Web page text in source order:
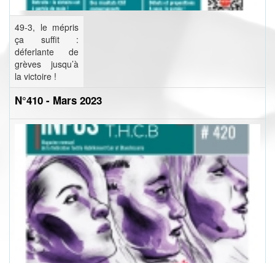
49-3, le mépris
ça suffit :
déferlante de
grèves jusqu’à
la victoire !
N°410 - Mars 2023